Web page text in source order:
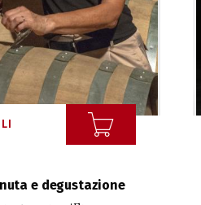
e degustazione